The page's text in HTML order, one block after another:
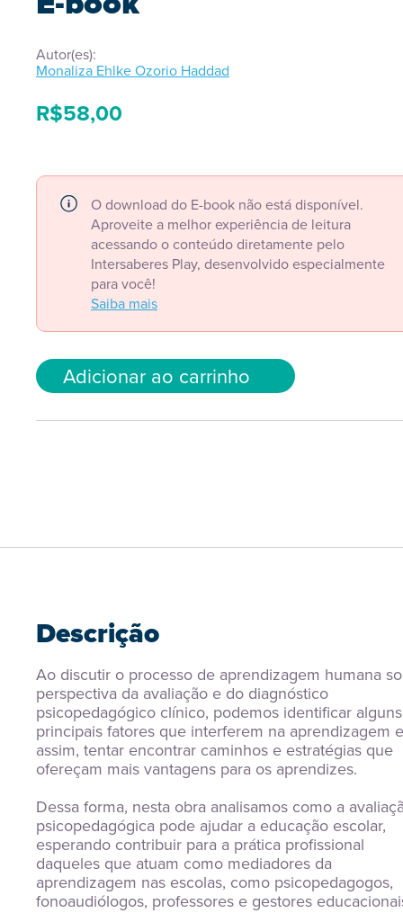
Autor(es):
Monaliza Ehlke Ozorio Haddad
R$58,00
O download do E-book não está disponível.
Aproveite a melhor experiência de leitura
acessando o conteúdo diretamente pelo
Intersaberes Play, desenvolvido especialmente
para você!
Saiba mais
Adicionar ao carrinho
Descrição
Ao discutir o processo de aprendizagem humana
perspectiva da avaliação e do diagnóstico
psicopedagógico clínico, podemos identificar
principais fatores que interferem na aprendizagem
assim, tentar encontrar caminhos e estratégias que
ofereçam mais vantagens para os aprendizes.
Dessa forma, nesta obra analisamos como a
psicopedagógica pode ajudar a educação escolar,
esperando contribuir para a prática profissional
daqueles que atuam como mediadores da
aprendizagem nas escolas, como psicopedagogos,
fonoaudiólogos, professores e gestores